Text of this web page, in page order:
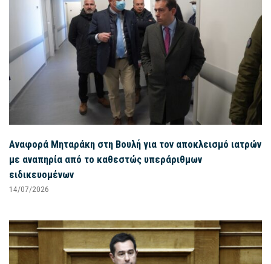
Αναφορά Μηταράκη στη Βουλή για τον αποκλεισμό ιατρών
με αναπηρία από το καθεστώς υπεράριθμων
ειδικευομένων
14/07/2026